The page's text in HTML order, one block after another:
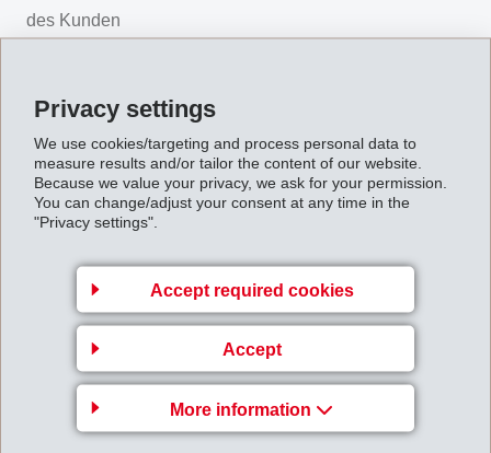
Privacy settings
We use cookies/targeting and process personal data to
measure results and/or tailor the content of our website.
Because we value your privacy, we ask for your permission.
You can change/adjust your consent at any time in the
"Privacy settings".
Accept required cookies
Accept
More information
des Kunden
Marco Zimmermann, Logistik, EMS-CHEMIE AG
Kosten
CHF 350.– inkl. Handbuch, Unterlagen,
Ausbildungsbestätigung, Verpflegung
Durch intensives Training wird im Kurs die notwendige
Fertigkeit für die richtige Bedienung vermittelt. Der
theoretische Unterricht trägt dazu bei,
Gefahrensituationen zu erkennen und somit Unfälle zu
vermeiden. Die Teilnehmer sind nach dem Kurs in der
Lage, Elektro-Deichselgeräte im Betrieb rationell und